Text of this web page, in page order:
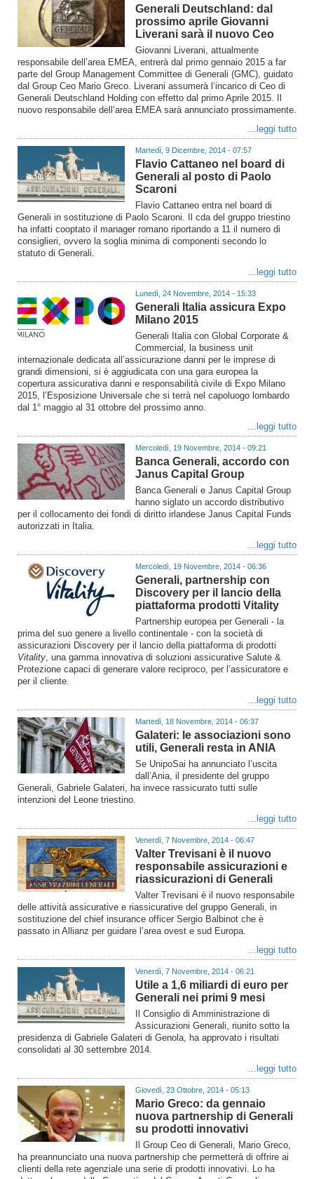
Generali Deutschland: dal
prossimo aprile Giovanni
Liverani sarà il nuovo Ceo
Giovanni Liverani, attualmente
responsabile dell’area EMEA, entrerà dal primo gennaio 2015 a far
parte del Group Management Committee di Generali (GMC), guidato
dal Group Ceo Mario Greco. Liverani assumerà l‘incarico di Ceo di
Generali Deutschland Holding con effetto dal primo Aprile 2015. Il
nuovo responsabile dell’area EMEA sarà annunciato prossimamente.
...leggi tutto
Martedì, 9 Dicembre, 2014 - 07:57
Flavio Cattaneo nel board di
Generali al posto di Paolo
Scaroni
Flavio Cattaneo entra nel board di
Generali in sostituzione di Paolo Scaroni. Il cda del gruppo triestino
ha infatti cooptato il manager romano riportando a 11 il numero di
consiglieri, ovvero la soglia minima di componenti secondo lo
statuto di Generali.
...leggi tutto
Lunedì, 24 Novembre, 2014 - 15:33
Generali Italia assicura Expo
Milano 2015
Generali Italia con Global Corporate &
Commercial, la business unit
internazionale dedicata all’assicurazione danni per le imprese di
grandi dimensioni, si è aggiudicata con una gara europea la
copertura assicurativa danni e responsabilità civile di Expo Milano
2015, l’Esposizione Universale che si terrà nel capoluogo lombardo
dal 1° maggio al 31 ottobre del prossimo anno.
...leggi tutto
Mercoledì, 19 Novembre, 2014 - 09:21
Banca Generali, accordo con
Janus Capital Group
Banca Generali e Janus Capital Group
hanno siglato un accordo distributivo
per il collocamento dei fondi di diritto irlandese Janus Capital Funds
autorizzati in Italia.
...leggi tutto
Mercoledì, 19 Novembre, 2014 - 06:36
Generali, partnership con
Discovery per il lancio della
piattaforma prodotti Vitality
Partnership europea per Generali - la
prima del suo genere a livello continentale - con la società di
assicurazioni Discovery per il lancio della piattaforma di prodotti
Vitality , una gamma innovativa di soluzioni assicurative Salute &
Protezione capaci di generare valore reciproco, per l’assicuratore e
per il cliente.
...leggi tutto
Martedì, 18 Novembre, 2014 - 06:37
Galateri: le associazioni sono
utili, Generali resta in ANIA
Se UnipoSai ha annunciato l’uscita
dall’Ania, il presidente del gruppo
Generali, Gabriele Galateri, ha invece rassicurato tutti sulle
intenzioni del Leone triestino.
...leggi tutto
Venerdì, 7 Novembre, 2014 - 06:47
Valter Trevisani è il nuovo
responsabile assicurazioni e
riassicurazioni di Generali
Valter Trevisani è il nuovo responsabile
delle attività assicurative e riassicurative del gruppo Generali, in
sostituzione del chief insurance officer Sergio Balbinot che è
passato in Allianz per guidare l’area ovest e sud Europa.
...leggi tutto
Venerdì, 7 Novembre, 2014 - 06:21
Utile a 1,6 miliardi di euro per
Generali nei primi 9 mesi
Il Consiglio di Amministrazione di
Assicurazioni Generali, riunito sotto la
presidenza di Gabriele Galateri di Genola, ha approvato i risultati
consolidati al 30 settembre 2014.
...leggi tutto
Giovedì, 23 Ottobre, 2014 - 05:13
Mario Greco: da gennaio
nuova partnership di Generali
su prodotti innovativi
Il Group Ceo di Generali, Mario Greco,
ha preannunciato una nuova partnership che permetterà di offrire ai
clienti della rete agenziale una serie di prodotti innovativi. Lo ha